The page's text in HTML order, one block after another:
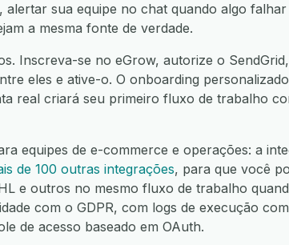
alertar sua equipe no chat quando algo
a mesma fonte de verdade.
Inscreva-se no eGrow, autorize o
eles e ative-o. O onboarding
real criará seu primeiro fluxo de trabalho
equipes de e-commerce e operações: a
de 100 outras integrações, para que você
e outros no mesmo fluxo de trabalho
com o GDPR, com logs de execução
de acesso baseado em OAuth.